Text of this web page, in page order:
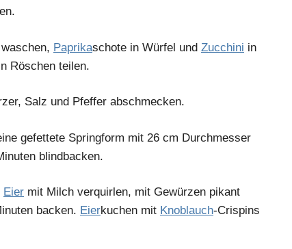
Paprikaschote in Würfel und Zucchini in
Röschen teilen.
Salz und Pfeffer abschmecken.
gefettete Springform mit 26 cm Durchmesser
blindbacken.
Eier mit Milch verquirlen, mit Gewürzen pikant
backen. Eierkuchen mit Knoblauch-Crispins